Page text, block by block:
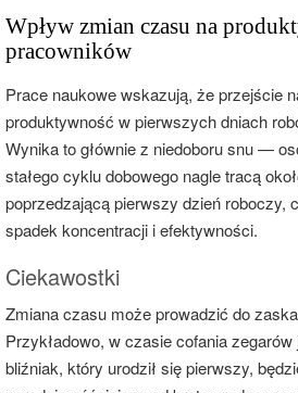
Wpływ zmian czasu na
pracowników
Prace naukowe wskazują, że przejście
produktywność w pierwszych dniach
Wynika to głównie z niedoboru snu —
stałego cyklu dobowego nagle tracą
poprzedzającą pierwszy dzień roboczy,
spadek koncentracji i efektywności.
Ciekawostki
Zmiana czasu może prowadzić do
Przykładowo, w czasie cofania
bliźniak, który urodził się pierwszy,